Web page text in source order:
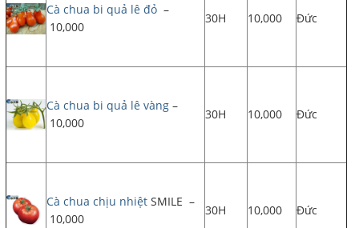
Cà chua bi quả lê đỏ –
10,000
30H 10,000 Đức
Cà chua bi quả lê vàng –
10,000
30H 10,000 Đức
Cà chua chịu nhiệt SMILE –
10,000
30H 10,000 Đức